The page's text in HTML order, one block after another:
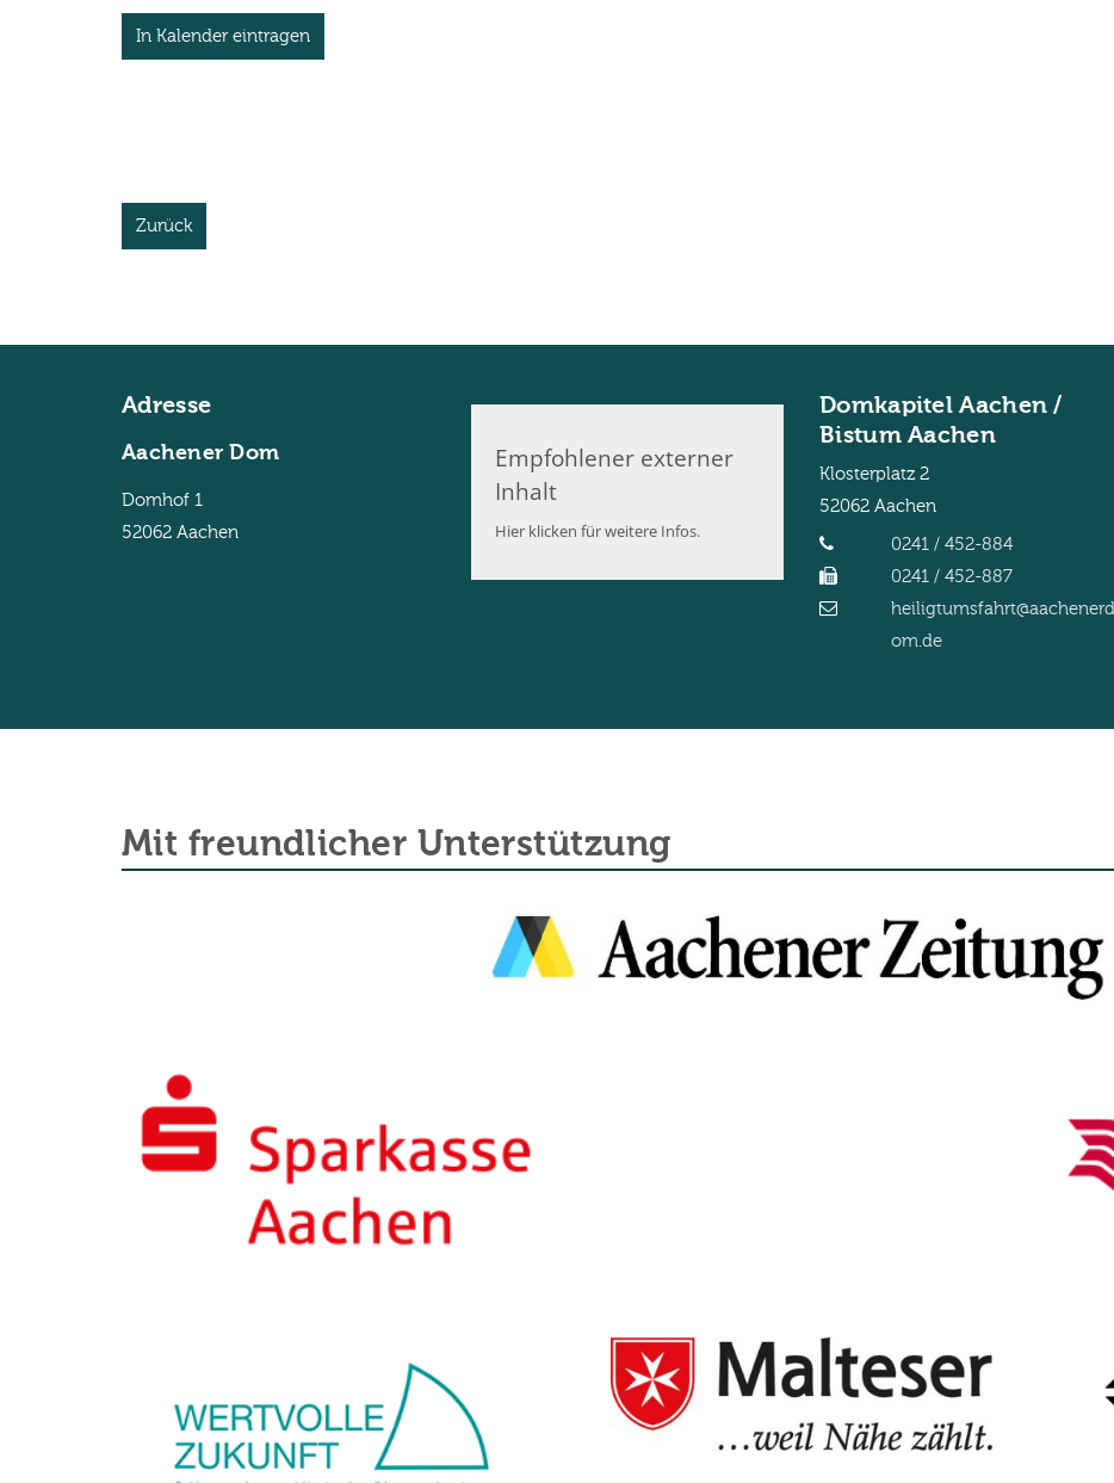
In Kalender eintragen
Zurück
Adresse
Aachener Dom
Domhof 1
52062 Aachen
Empfohlener externer
Inhalt
Hier klicken für weitere Infos.
Domkapitel Aachen /
Bistum Aachen
Klosterplatz 2
52062 Aachen
0241 / 452-884
0241 / 452-887
heiligtumsfahrt@aachenerd
om.de
Mit freundlicher Unterstützung